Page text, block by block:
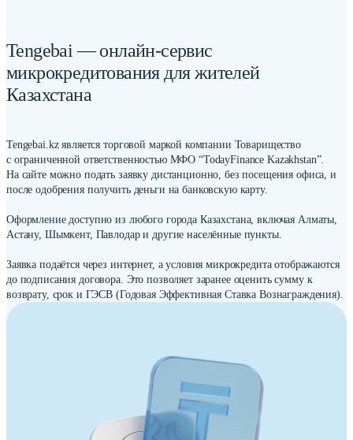
Tengebai — онлайн-сервис
микрокредитования для жителей
Казахстана
Tengebai.kz является торговой маркой компании Товарищество
с ограниченной ответственностью МФО “TodayFinance Kazakhstan”.
На сайте можно подать заявку дистанционно, без посещения офиса, и
после одобрения получить деньги на банковскую карту.
Оформление доступно из любого города Казахстана, включая Алматы,
Астану, Шымкент, Павлодар и другие населённые пункты.
Заявка подаётся через интернет, а условия микрокредита отображаются
до подписания договора. Это позволяет заранее оценить сумму к
возврату, срок и ГЭСВ (Годовая Эффективная Ставка Вознаграждения).